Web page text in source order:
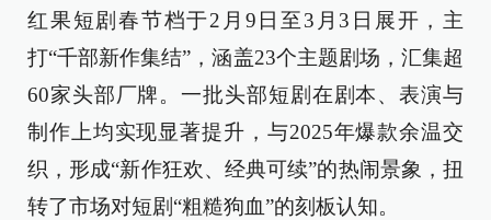
红果短剧春节档于2月9日至3月3日展开，主
打“千部新作集结”，涵盖23个主题剧场，汇集超
60家头部厂牌。一批头部短剧在剧本、表演与
制作上均实现显著提升，与2025年爆款余温交
织，形成“新作狂欢、经典可续”的热闹景象，扭
转了市场对短剧“粗糙狗血”的刻板认知。